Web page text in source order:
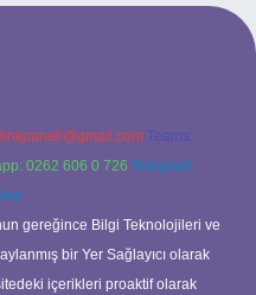
Teams:
0262 606 0 726 Telegram:
gereğince Bilgi Teknolojileri ve
bir Yer Sağlayıcı olarak
içerikleri proaktif olarak